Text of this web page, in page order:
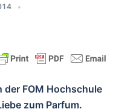
FOM Hochschule
zum Parfum.